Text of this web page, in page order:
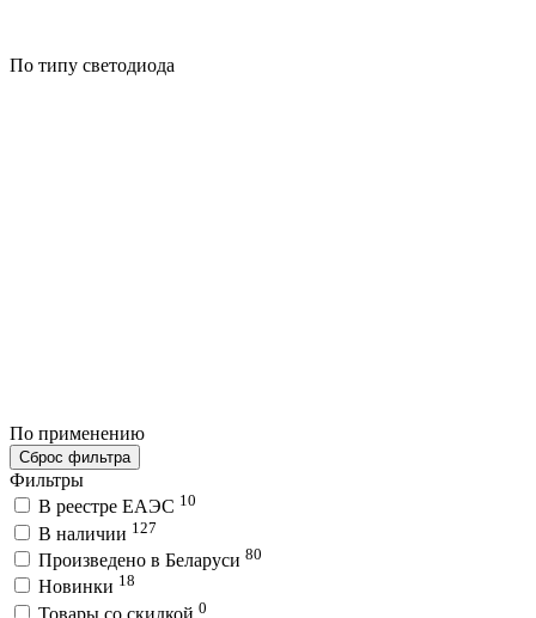
По типу светодиода
По применению
Сброс фильтра
Фильтры
В реестре ЕАЭС 10
В наличии 127
Произведено в Беларуси 80
Новинки 18
Товары со скидкой 0